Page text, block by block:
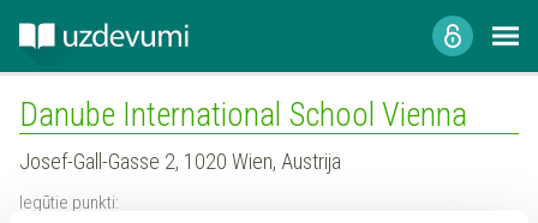
Danube International School Vienna
Josef-Gall-Gasse 2, 1020 Wien, Austrija
Iegūtie punkti: